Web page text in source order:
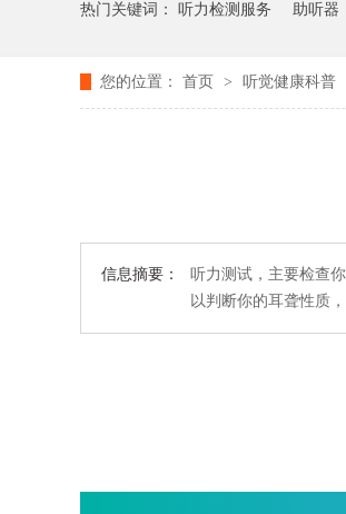
热门关键词： 听力检测服务 助听器
您的位置： 首页 > 听觉健康科普
信息摘要：
听力测试，主要检查
以判断你的耳聋性质